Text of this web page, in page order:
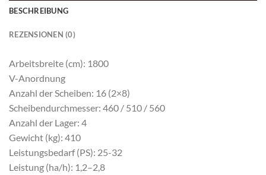
BESCHREIBUNG
REZENSIONEN (0)
Arbeitsbreite (cm): 1800
V-Anordnung
Anzahl der Scheiben: 16 (2×8)
Scheibendurchmesser: 460 / 510 / 560
Anzahl der Lager: 4
Gewicht (kg): 410
Leistungsbedarf (PS): 25-32
Leistung (ha/h): 1,2–2,8